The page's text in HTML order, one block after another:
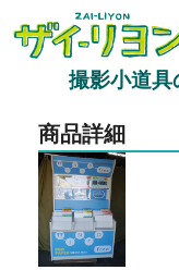
撮影小道具
商品詳細